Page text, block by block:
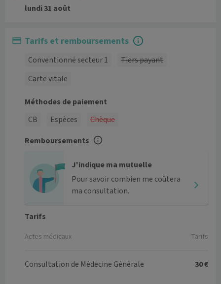
lundi 31 août
Tarifs et remboursements
Conventionné secteur 1
Tiers payant
Carte vitale
Méthodes de paiement
CB
Espèces
Chèque
Remboursements
J'indique ma mutuelle
Pour savoir combien me coûtera
ma consultation.
Tarifs
Actes médicaux Tarifs
Consultation de Médecine Générale 30 €